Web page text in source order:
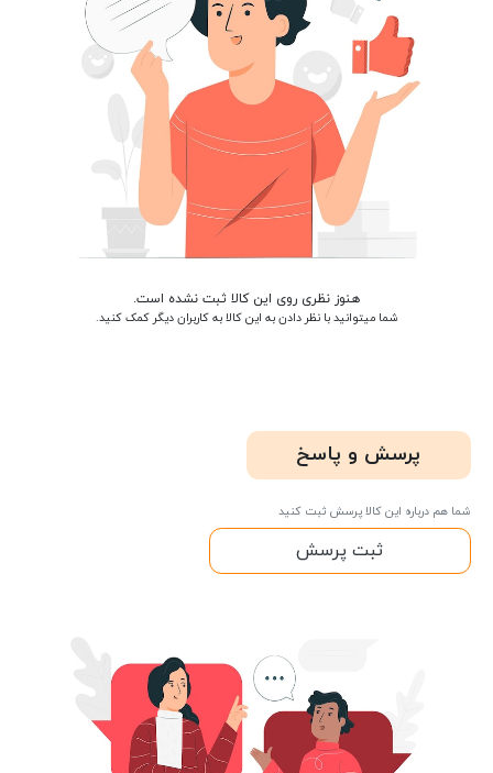
هنوز نظری روی این کالا ثبت نشده است.
شما میتوانید با نظر دادن به این کالا به کاربران دیگر کمک کنید.
پرسش و پاسخ
شما هم درباره این کالا پرسش ثبت کنید
ثبت پرسش